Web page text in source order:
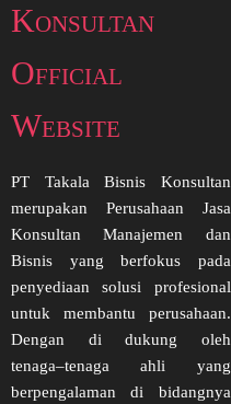
Konsultan
Official
Website
PT Takala Bisnis Konsultan
merupakan Perusahaan Jasa
Konsultan Manajemen dan
Bisnis yang berfokus pada
penyediaan solusi profesional
untuk membantu perusahaan.
Dengan di dukung oleh
tenaga–tenaga ahli yang
berpengalaman di bidangnya